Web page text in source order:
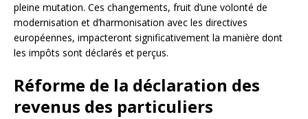
pleine mutation. Ces changements, fruit d’une volonté de
modernisation et d’harmonisation avec les directives
européennes, impacteront significativement la manière dont
les impôts sont déclarés et perçus.
Réforme de la déclaration des
revenus des particuliers